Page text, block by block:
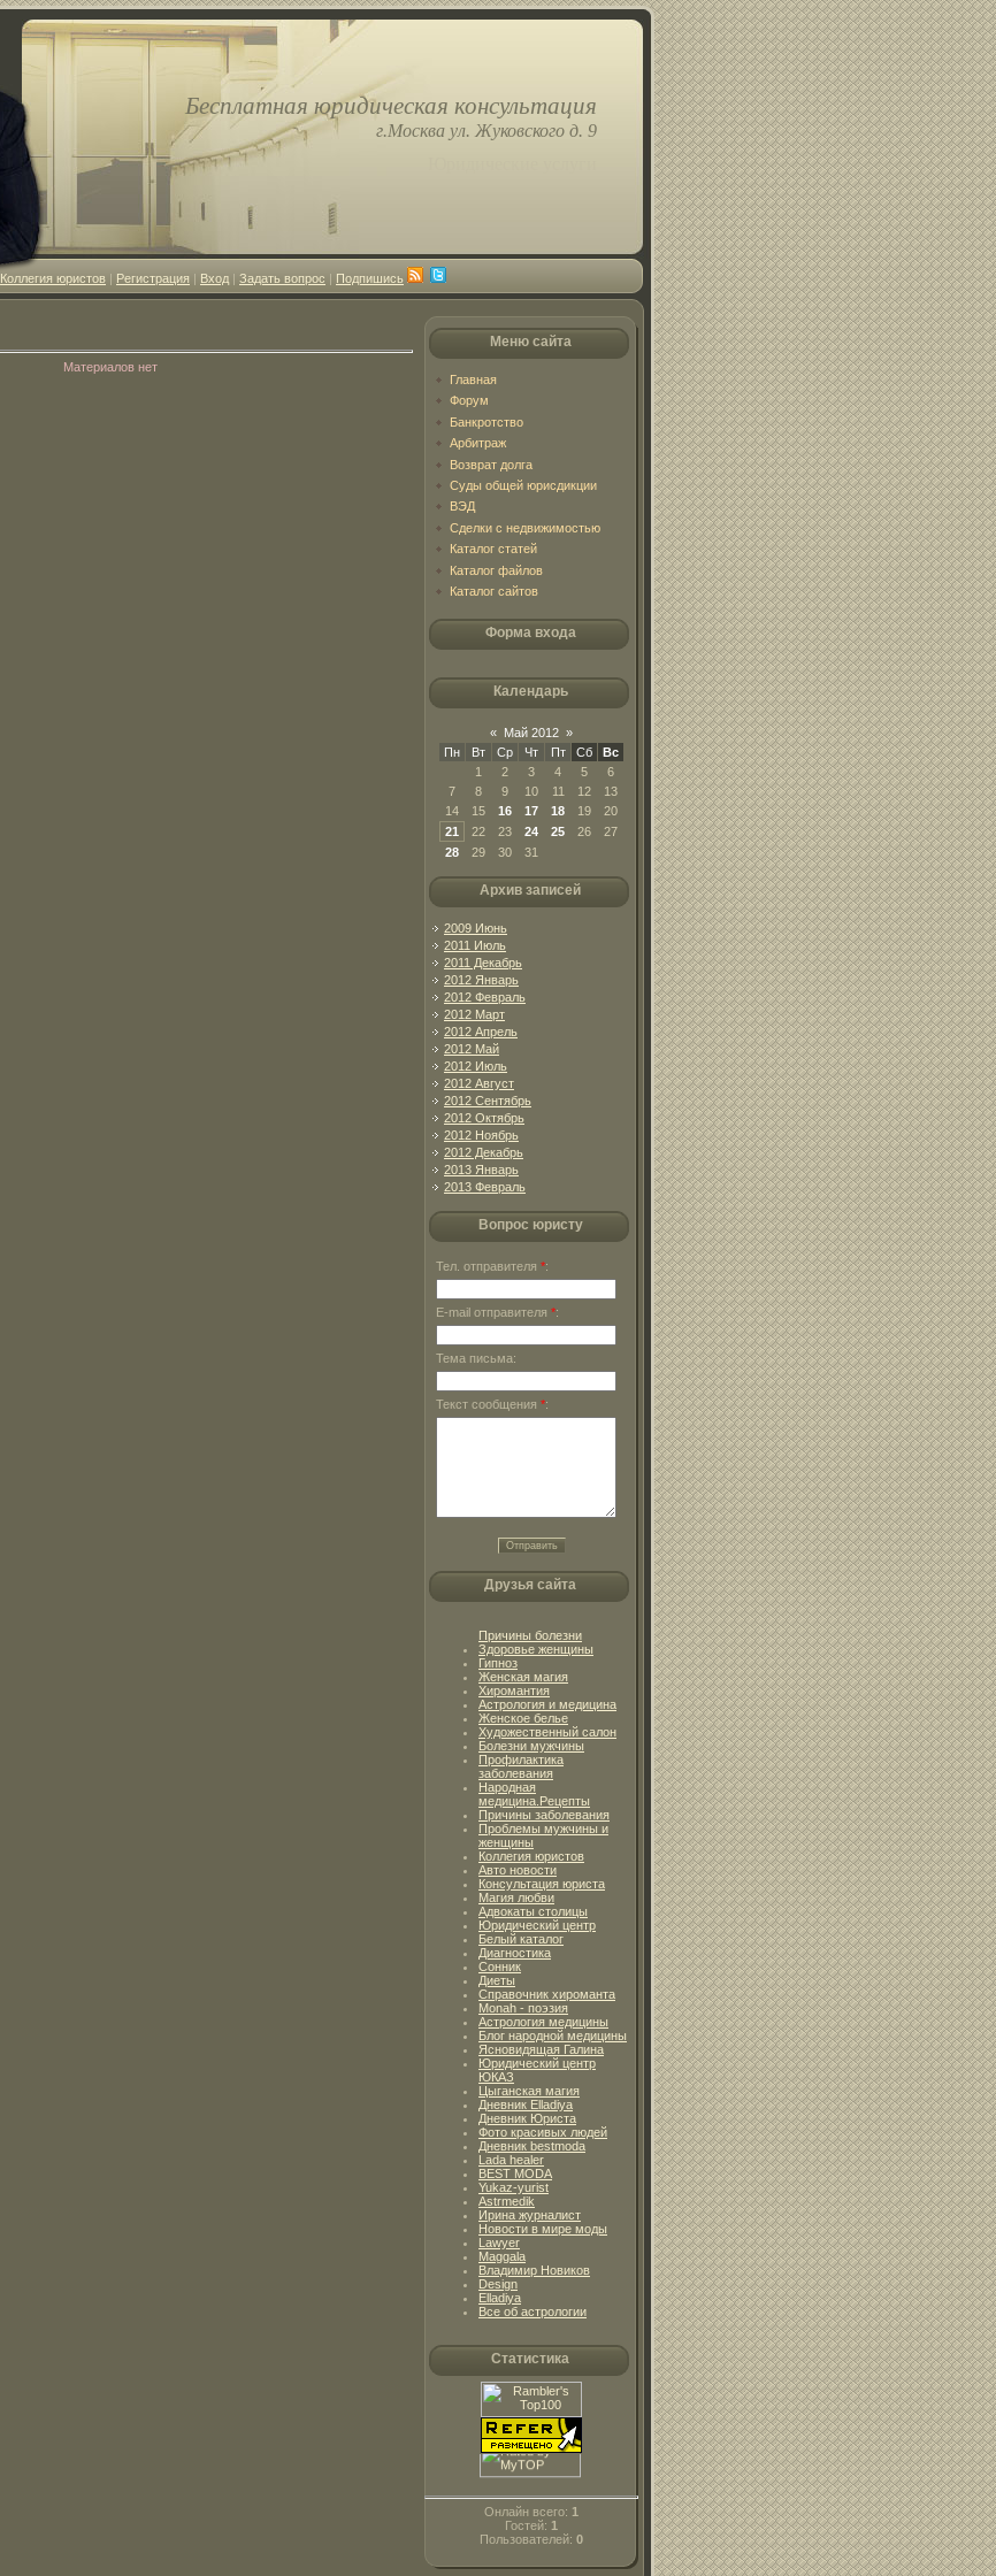
Бесплатная юридическая консультация
г.Москва ул. Жуковского д. 9
Коллегия юристов | Регистрация | Вход | Задать вопрос | Подпишись
Материалов нет
Меню сайта
Главная
Форум
Банкротство
Арбитраж
Возврат долга
Суды общей юрисдикции
ВЭД
Сделки с недвижимостью
Каталог статей
Каталог файлов
Каталог сайтов
Форма входа
Календарь
« Май 2012 »
Пн
Вт Ср Чт Пт Сб
Вс
1
2 3 4 5
6
7
8 9 10 11 12
13
14
15 16 17 18 19
20
21
22 23 24 25 26
27
28
29 30 31
Архив записей
2009 Июнь
2011 Июль
2011 Декабрь
2012 Январь
2012 Февраль
2012 Март
2012 Апрель
2012 Май
2012 Июль
2012 Август
2012 Сентябрь
2012 Октябрь
2012 Ноябрь
2012 Декабрь
2013 Январь
2013 Февраль
Вопрос юристу
Тел. отправителя *:
E-mail отправителя *:
Тема письма:
Текст сообщения *:
Друзья сайта
Причины болезни
Здоровье женщины
Гипноз
Женская магия
Хиромантия
Астрология и медицина
Женское белье
Художественный салон
Болезни мужчины
Профилактика
заболевания
Народная
медицина.Рецепты
Причины заболевания
Проблемы мужчины и
женщины
Коллегия юристов
Авто новости
Консультация юриста
Магия любви
Адвокаты столицы
Юридический центр
Белый каталог
Диагностика
Сонник
Диеты
Справочник хироманта
Monah - поэзия
Астрология медицины
Блог народной медицины
Ясновидящая Галина
Юридический центр
ЮКАЗ
Цыганская магия
Дневник Elladiya
Дневник Юриста
Фото красивых людей
Дневник bestmoda
Lada healer
BEST MODA
Yukaz-yurist
Astrmedik
Ирина журналист
Новости в мире моды
Lawyer
Maggala
Владимир Новиков
Design
Elladiya
Все об астрологии
Статистика
Онлайн всего: 1
Гостей: 1
Пользователей: 0